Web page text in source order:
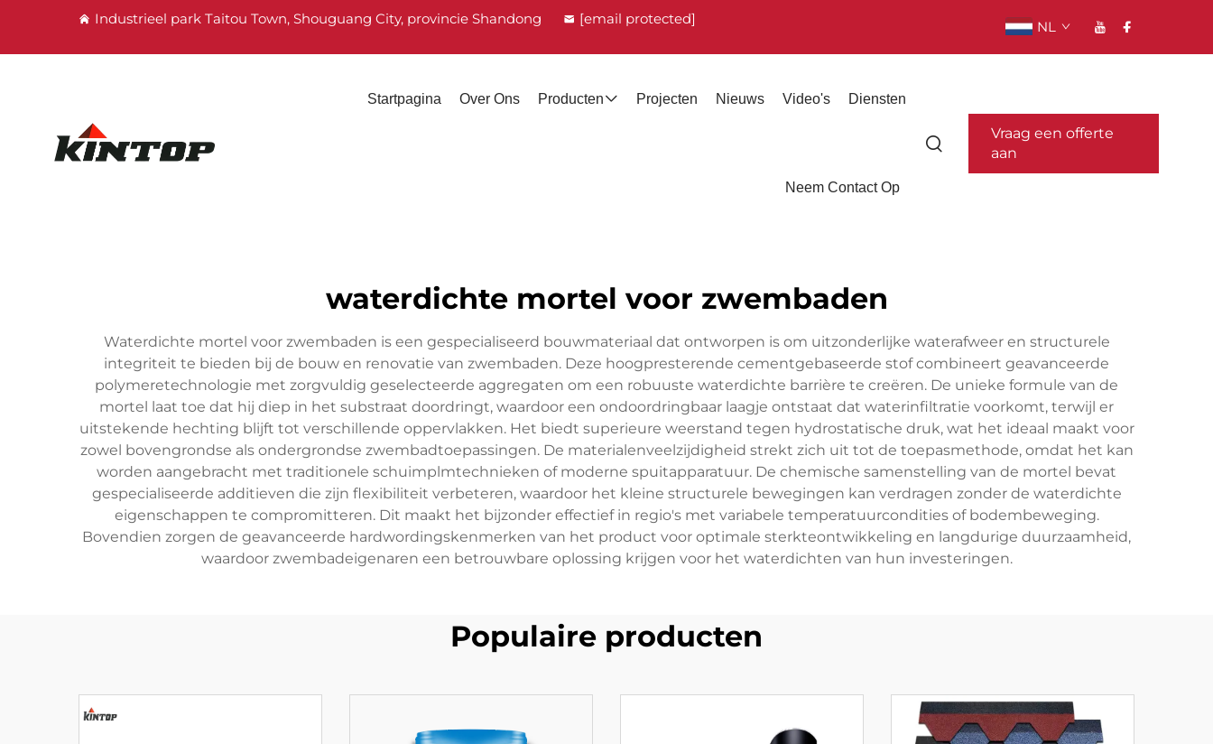
Industrieel park Taitou Town, Shouguang City, provincie Shandong [email protected] NL
Startpagina Over Ons Producten Projecten Nieuws Video's Diensten
Neem Contact Op
Vraag een offerte
aan
waterdichte mortel voor zwembaden
Waterdichte mortel voor zwembaden is een gespecialiseerd bouwmateriaal dat ontworpen is om uitzonderlijke waterafweer en structurele
integriteit te bieden bij de bouw en renovatie van zwembaden. Deze hoogpresterende cementgebaseerde stof combineert geavanceerde
polymeretechnologie met zorgvuldig geselecteerde aggregaten om een robuuste waterdichte barrière te creëren. De unieke formule van de
mortel laat toe dat hij diep in het substraat doordringt, waardoor een ondoordringbaar laagje ontstaat dat waterinfiltratie voorkomt, terwijl er
uitstekende hechting blijft tot verschillende oppervlakken. Het biedt superieure weerstand tegen hydrostatische druk, wat het ideaal maakt voor
zowel bovengrondse als ondergrondse zwembadtoepassingen. De materialenveelzijdigheid strekt zich uit tot de toepasmethode, omdat het kan
worden aangebracht met traditionele schuimplmtechnieken of moderne spuitapparatuur. De chemische samenstelling van de mortel bevat
gespecialiseerde additieven die zijn flexibiliteit verbeteren, waardoor het kleine structurele bewegingen kan verdragen zonder de waterdichte
eigenschappen te compromitteren. Dit maakt het bijzonder effectief in regio's met variabele temperatuurcondities of bodembeweging.
Bovendien zorgen de geavanceerde hardwordingskenmerken van het product voor optimale sterkteontwikkeling en langdurige duurzaamheid,
waardoor zwembadeigenaren een betrouwbare oplossing krijgen voor het waterdichten van hun investeringen.
Populaire producten